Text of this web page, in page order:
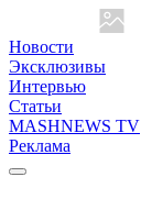
Новости
Эксклюзивы
Интервью
Статьи
MASHNEWS TV
Реклама